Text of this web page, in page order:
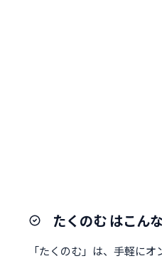
たくのむ はこん
「たくのむ」は、手軽に